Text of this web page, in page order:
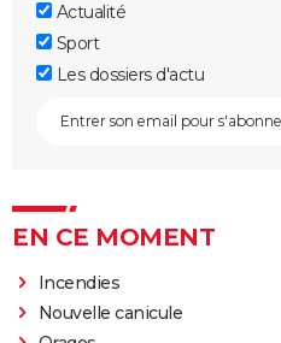
Actualité
Sport
Les dossiers d'actu
EN CE MOMENT
Incendies
Nouvelle canicule